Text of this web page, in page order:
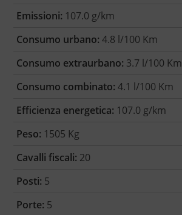
Emissioni: 107.0 g/km
Consumo urbano: 4.8 l/100 Km
Consumo extraurbano: 3.7 l/100 Km
Consumo combinato: 4.1 l/100 Km
Efficienza energetica: 107.0 g/km
Peso: 1505 Kg
Cavalli fiscali: 20
Posti: 5
Porte: 5